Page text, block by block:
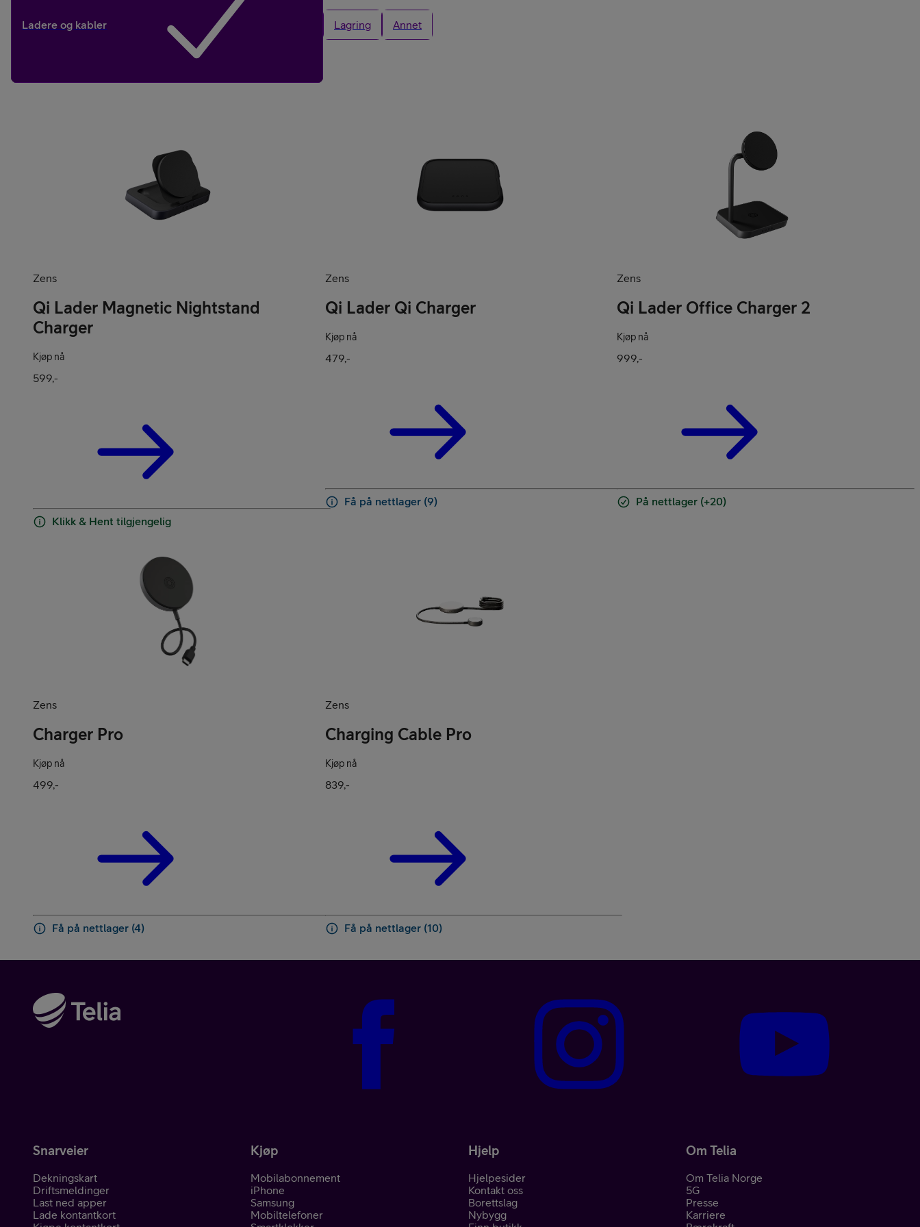
Kjøp mobilt bredbånd-ruter
Pakketilbud
Våre varemerker
Ladere og kabler Lagring Annet
Zens
Qi Lader Magnetic Nightstand
Charger
Kjøp nå
599,-
Klikk & Hent tilgjengelig
Zens
Qi Lader Qi Charger
Kjøp nå
479,-
Få på nettlager (9)
Zens
Qi Lader Office Charger 2
Kjøp nå
999,-
På nettlager (+20)
Zens
Charger Pro
Kjøp nå
499,-
Få på nettlager (4)
Zens
Charging Cable Pro
Kjøp nå
839,-
Få på nettlager (10)
Snarveier
Dekningskart
Driftsmeldinger
Last ned apper
Lade kontantkort
Kjøp
Mobilabonnement
iPhone
Samsung
Mobiltelefoner
Hjelp
Hjelpesider
Kontakt oss
Borettslag
Nybygg
Om Telia
Om Telia Norge
5G
Presse
Karriere